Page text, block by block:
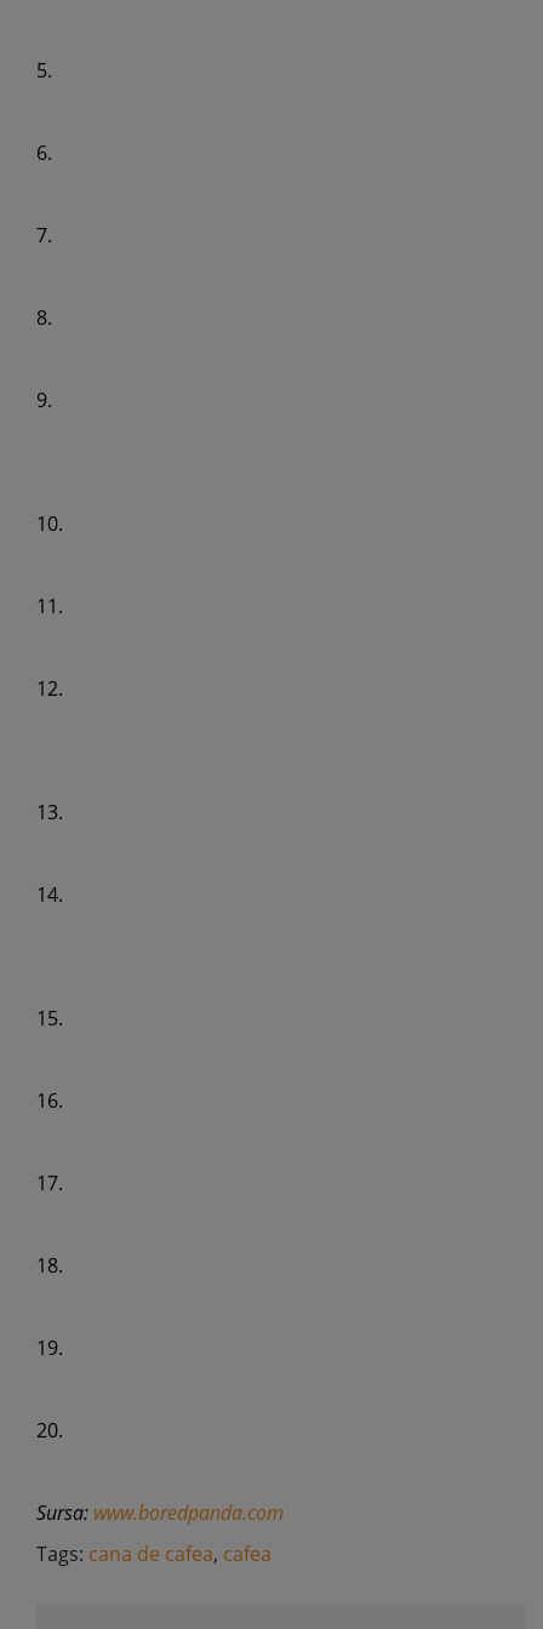
5.
6.
7.
8.
9.
10.
11.
12.
13.
14.
15.
16.
17.
18.
19.
20.
Sursa: www.boredpanda.com
Tags: cana de cafea, cafea